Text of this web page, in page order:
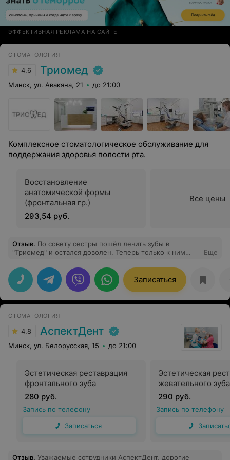
ЭФФЕКТИВНАЯ РЕКЛАМА НА САЙТЕ
СТОМАТОЛОГИЯ
4.6 Триомед
Минск, ул. Авакяна, 21 до 21:00
Комплексное стоматологическое обслуживание для
поддержания здоровья полости рта.
Восстановление
анатомической формы
(фронтальная гр.)
293,54 руб.
Все цены
Отзыв. По совету сестры пошёл лечить зубы в
"Триомед" и остался доволен. Теперь только к ним
Администраторы приветливые и отвечают на все
интересующие вопросы. Получалось так, что попадал к
разным стоматологам, и могу сказать, что все они
делают работу качественно и без нареканий. Буду
продолжать ходить только сюда!
Еще
Записаться
СТОМАТОЛОГИЯ
4.8 АспектДент
Минск, ул. Белорусская, 15 до 21:00
Эстетическая реставрация
фронтального зуба
280 руб.
Запись по телефону
Записаться
Эстетическая
жевательного зуба
290 руб.
Запись по телефону
Отзыв. Уважаемые сотрудники АспектДент, дорогие